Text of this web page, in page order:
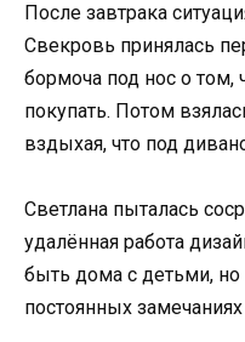
После завтрака
Свекровь принялась
бормоча под нос о том,
покупать. Потом
вздыхая, что под
Светлана пыталась
удалённая работа
быть дома с детьми, но
постоянных